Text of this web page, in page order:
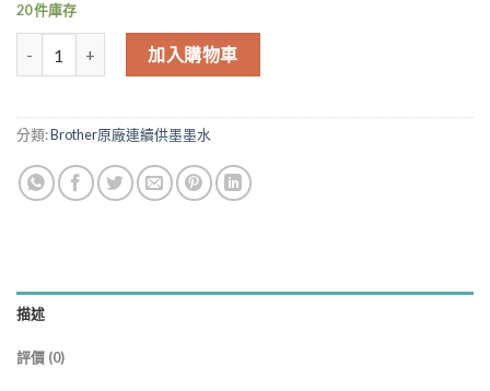
價
格：
NT$320.00。
20 件庫存
BROTHER BTD100 M 原廠紅色墨水 T230 T430W T535DW
加入購物車
分類:Brother原廠連續供墨墨水
描述
評價 (0)